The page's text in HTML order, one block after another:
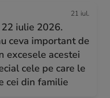
21 iul.
iulie 2026.
ceva important de
excesele acestei
cele pe care le
cei din familie